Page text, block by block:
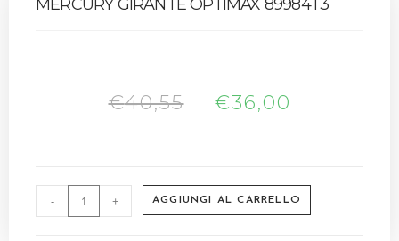
MERCURY GIRANTE OPTIMAX 89984T3
€40,55 €36,00
- + AGGIUNGI AL CARRELLO